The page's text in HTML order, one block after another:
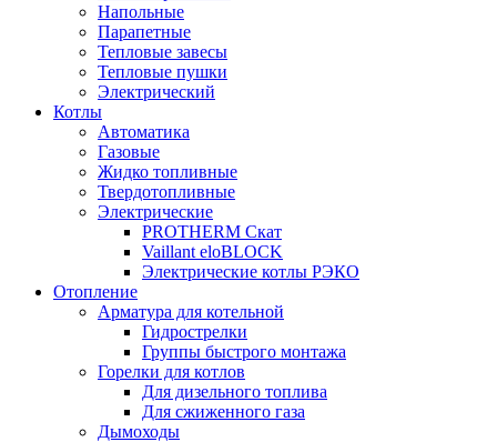
Напольные
Парапетные
Тепловые завесы
Тепловые пушки
Электрический
Котлы
Автоматика
Газовые
Жидко топливные
Твердотопливные
Электрические
PROTHERM Скат
Vaillant eloBLOCK
Электрические котлы РЭКО
Отопление
Арматура для котельной
Гидрострелки
Группы быстрого монтажа
Горелки для котлов
Для дизельного топлива
Для сжиженного газа
Дымоходы